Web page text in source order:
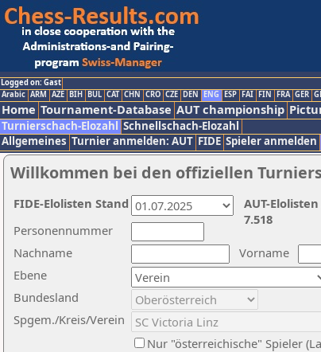
Logged on: Gast
Arabic ARM AZE BIH BUL CAT CHN CRO CZE DEN ENG ESP FAI FIN FRA GER
Home Tournament-Database AUT championship
Turnierschach-Elozahl Schnellschach-Elozahl
Allgemeines Turnier anmelden: AUT FIDE Spieler anmelden
Willkommen bei den offiziellen
Nachname
Vorname
Ebene
Personennummer
Bundesland
Spgem./Kreis/Verein
Nur "österreichische" Spieler
AUT-
7.518
FIDE-Elolisten Stand